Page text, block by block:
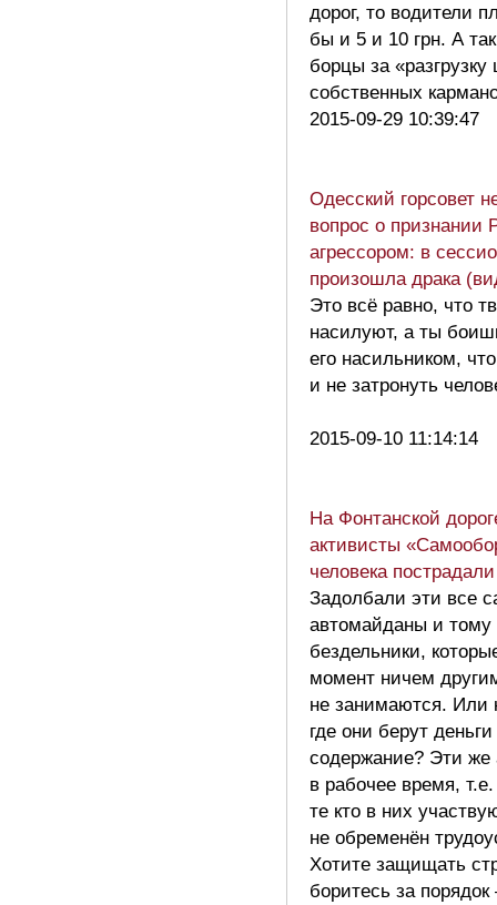
дорог, то водители
бы и 5 и 10 грн. А
борцы за «разгрузку
собственных
2015-09-29 10:39:47
Одесский горсовет
вопрос о признании
агрессором: в
произошла драка
Это всё равно, что
насилуют, а ты
его насильником,
и не затронуть
2015-09-10 11:14:14
На Фонтанской
активисты
человека
Задолбали эти все
автомайданы и тому
бездельники,
момент ничем
не занимаются. Или
где они берут
содержание? Эти же
в рабочее время, т.е.
те кто в них
не обременён
Хотите защищать
боритесь за